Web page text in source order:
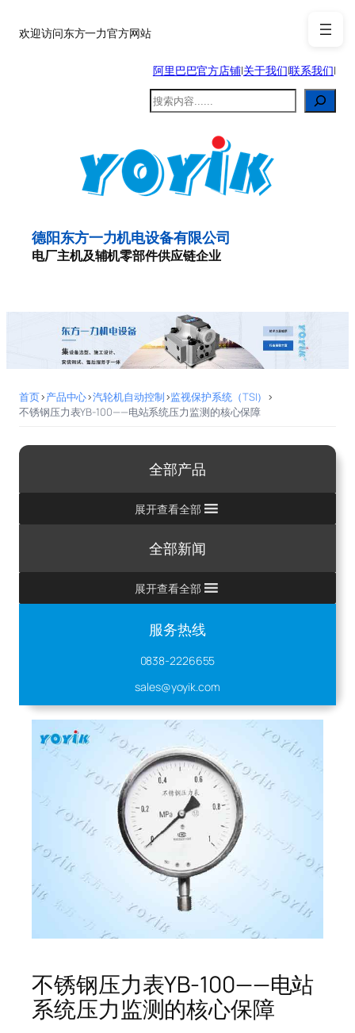
至欢迎访问东方一力官方网站
阿里巴巴官方店铺|关于我们|联系我们|
搜
索
德阳东方一力机电设备有限公司
电厂主机及辅机零部件供应链企业
首页>产品中心>汽轮机自动控制>监视保护系统（TSI） >
不锈钢压力表YB-100——电站系统压力监测的核心保障
全部产品
展开查看全部
全部新闻
展开查看全部
服务热线
0838-2226655
sales@yoyik.com
不锈钢压力表YB-100——电站
系统压力监测的核心保障